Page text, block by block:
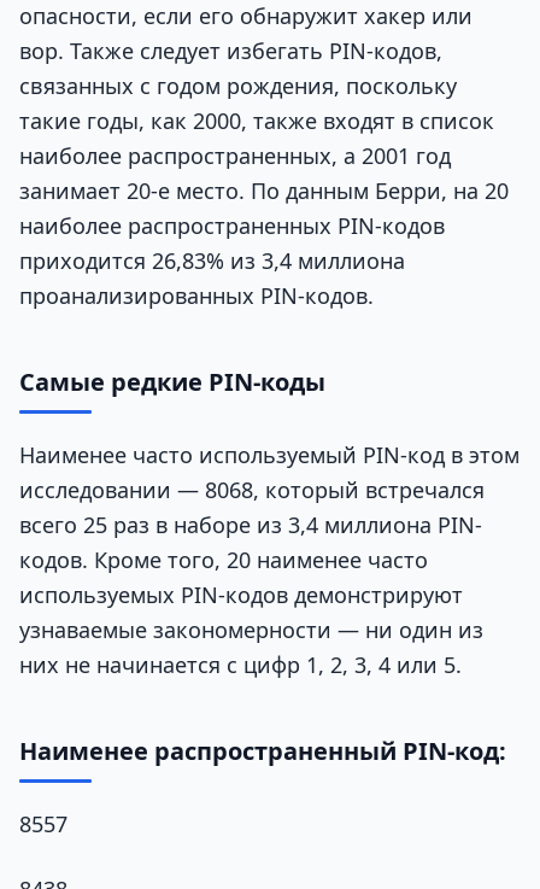
опасности, если его обнаружит хакер или
вор. Также следует избегать PIN-кодов,
связанных с годом рождения, поскольку
такие годы, как 2000, также входят в список
наиболее распространенных, а 2001 год
занимает 20-е место. По данным Берри, на 20
наиболее распространенных PIN-кодов
приходится 26,83% из 3,4 миллиона
проанализированных PIN-кодов.
Самые редкие PIN-коды
Наименее часто используемый PIN-код в этом
исследовании — 8068, который встречался
всего 25 раз в наборе из 3,4 миллиона PIN-
кодов. Кроме того, 20 наименее часто
используемых PIN-кодов демонстрируют
узнаваемые закономерности — ни один из
них не начинается с цифр 1, 2, 3, 4 или 5.
Наименее распространенный PIN-код:
8557